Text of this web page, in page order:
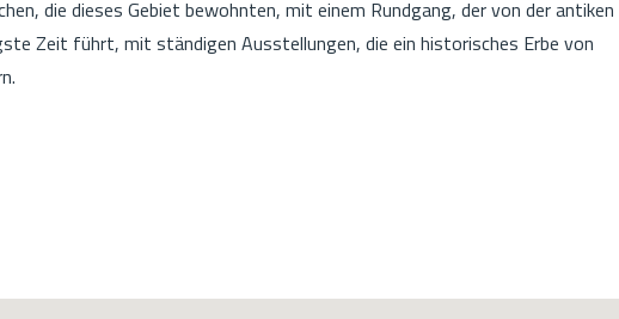
die dieses Gebiet bewohnten, mit einem Rundgang, der von der antiken
Zeit führt, mit ständigen Ausstellungen, die ein historisches Erbe von